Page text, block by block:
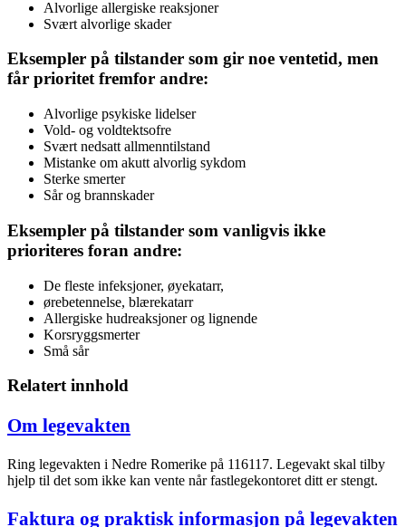
Alvorlige allergiske reaksjoner
Svært alvorlige skader
Eksempler på tilstander som gir noe ventetid, men
får prioritet fremfor andre:
Alvorlige psykiske lidelser
Vold- og voldtektsofre
Svært nedsatt allmenntilstand
Mistanke om akutt alvorlig sykdom
Sterke smerter
Sår og brannskader
Eksempler på tilstander som vanligvis ikke
prioriteres foran andre:
De fleste infeksjoner, øyekatarr,
ørebetennelse, blærekatarr
Allergiske hudreaksjoner og lignende
Korsryggsmerter
Små sår
Relatert innhold
Om legevakten
Ring legevakten i Nedre Romerike på 116117. Legevakt skal tilby
hjelp til det som ikke kan vente når fastlegekontoret ditt er stengt.
Faktura og praktisk informasjon på legevakten